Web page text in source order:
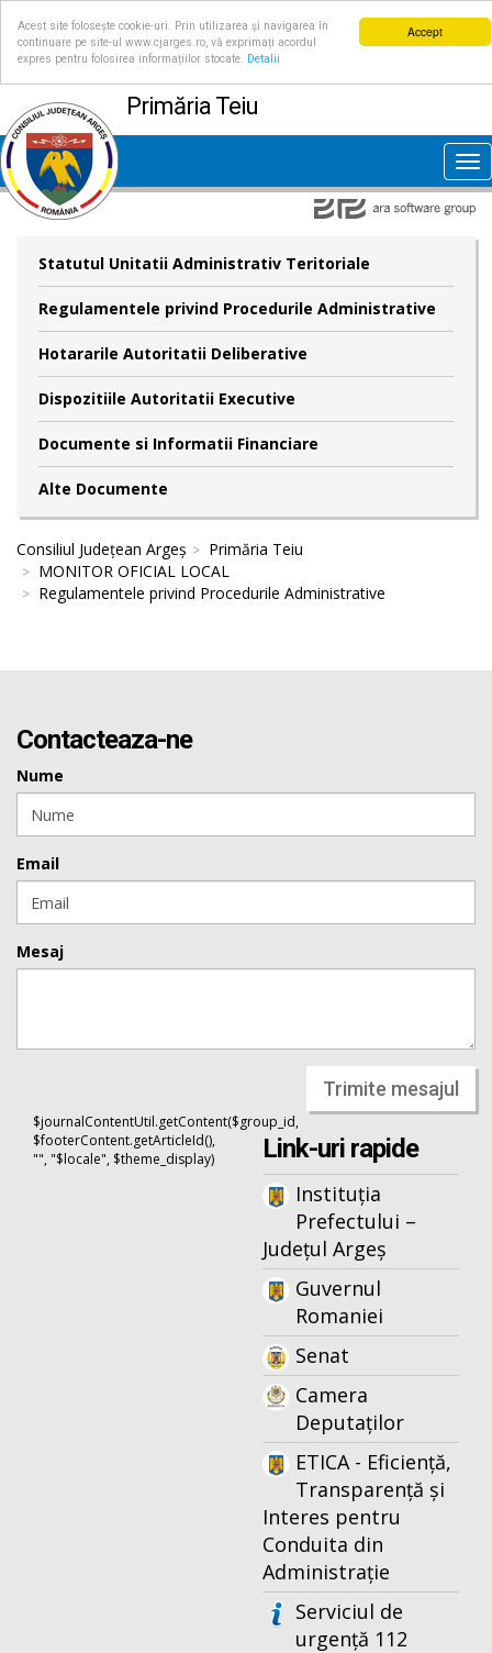
Accept
Acest site folosește cookie-uri. Prin utilizarea și navigarea în
continuare pe site-ul www.cjarges.ro, vă exprimați acordul
expres pentru folosirea informațiilor stocate.
Detalii
Primăria Teiu
Statutul Unitatii Administrativ Teritoriale
Regulamentele privind Procedurile Administrative
Hotararile Autoritatii Deliberative
Dispozitiile Autoritatii Executive
Documente si Informatii Financiare
Alte Documente
Consiliul Județean Argeș
Primăria Teiu
MONITOR OFICIAL LOCAL
Regulamentele privind Procedurile Administrative
Contacteaza-ne
Nume
Email
Mesaj
Trimite mesajul
$journalContentUtil.getContent($group_id,
$footerContent.getArticleId(),
"", "$locale", $theme_display)
Link-uri rapide
Instituția
Prefectului –
Județul Argeș
Guvernul
Romaniei
Senat
Camera
Deputaților
ETICA - Eficiență,
Transparență și
Interes pentru
Conduita din
Administrație
Serviciul de
urgență 112